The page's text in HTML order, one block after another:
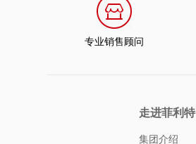
专业销售顾问
走进菲利特
集团介绍